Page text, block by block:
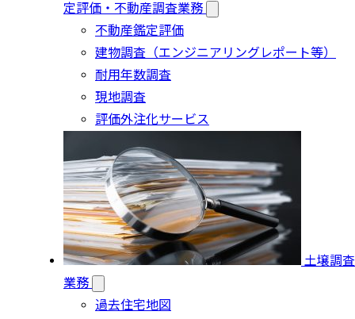
定評価・不動産調査業務
不動産鑑定評価
建物調査（エンジニアリングレポート等）
耐用年数調査
現地調査
評価外注化サービス
土壌調査
業務
過去住宅地図